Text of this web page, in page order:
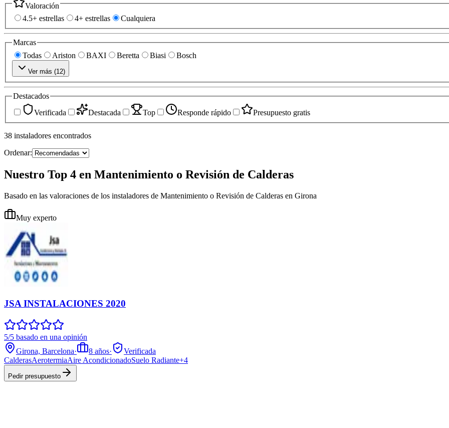
Valoración
4.5+ estrellas
4+ estrellas Cualquiera
Marcas
Todas
Ariston BAXI Beretta Biasi Bosch
Ver más (12)
Destacados
Verificada
Destacada Top Responde rápido Presupuesto gratis
38 instaladores encontrados
Ordenar:
Nuestro Top 4 en Mantenimiento o Revisión de Calderas
Basado en las valoraciones de los instaladores de Mantenimiento o Revisión de Calderas en Girona
Muy experto
JSA INSTALACIONES 2020
5/5 basado en una opinión
Girona, Barcelona· 8 años·
Verificada
CalderasAerotermiaAire AcondicionadoSuelo Radiante+4
Pedir presupuesto